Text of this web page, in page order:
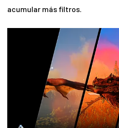
acumular más filtros.